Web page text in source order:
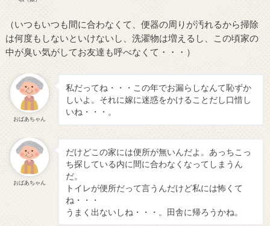
（いつもいつも間に合わなくて、便器の周りが汚れるから掃除
は何度もしないといけないし、洗濯物は増えるし、この頃家の
中が臭い気がしてお友達も呼べなくて・・・）
おばあちゃん
私だってね・・・この年でお漏らしなんて恥ずか
しいよ。それに嫁に迷惑をかけることだし口惜し
いね・・・。
おばあちゃん
だけどこの家には便所が無いんだよ。あっちこっ
ち探している内に間に合わなくなってしまうん
だ。
トイレが便所だって言うんだけど私には怖くて
ね・・・
うまく出ないしね・・・。田舎に帰ろうかね。